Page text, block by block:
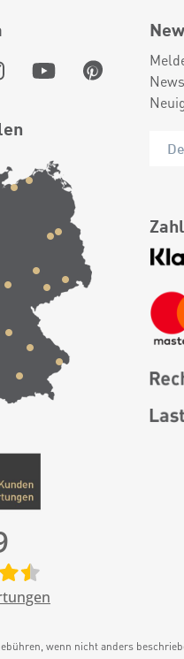
wenn nicht anders